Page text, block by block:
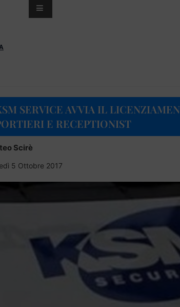
SERVICE AVVIA IL
E RECEPTIONIST
Scirè
5 Ottobre 2017